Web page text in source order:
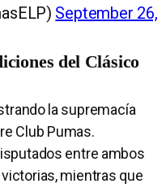
September 26,
del Clásico
la supremacía
Club Pumas.
entre ambos
mientras que